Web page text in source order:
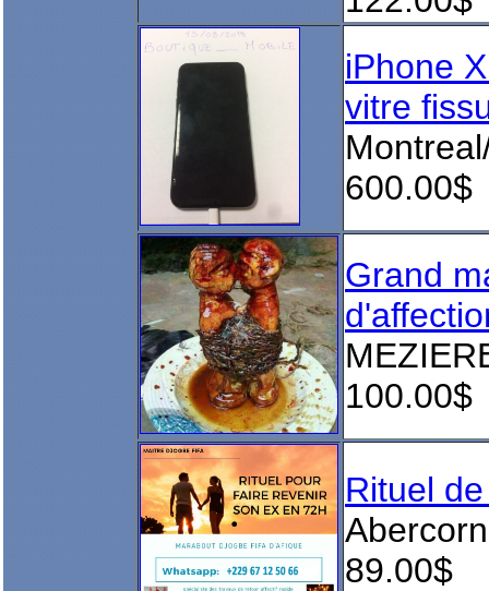
iPhone
vitre
600.00$
Grand
100.00$
Rituel
Abercorn
89.00$